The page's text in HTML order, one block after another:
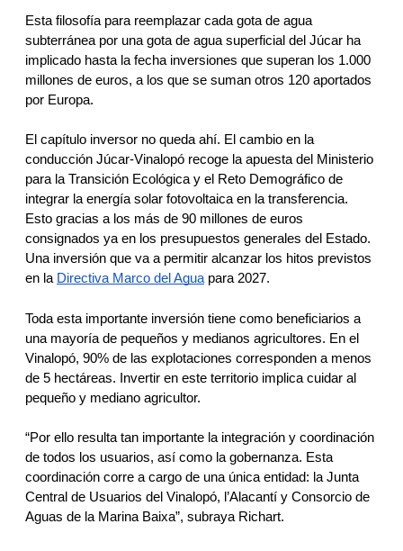
Esta filosofía para reemplazar cada gota de agua
subterránea por una gota de agua superficial del Júcar ha
implicado hasta la fecha inversiones que superan los 1.000
millones de euros, a los que se suman otros 120 aportados
por Europa.
El capítulo inversor no queda ahí. El cambio en la
conducción Júcar-Vinalopó recoge la apuesta del Ministerio
para la Transición Ecológica y el Reto Demográfico de
integrar la energía solar fotovoltaica en la transferencia.
Esto gracias a los más de 90 millones de euros
consignados ya en los presupuestos generales del Estado.
Una inversión que va a permitir alcanzar los hitos previstos
en la Directiva Marco del Agua para 2027.
Toda esta importante inversión tiene como beneficiarios a
una mayoría de pequeños y medianos agricultores. En el
Vinalopó, 90% de las explotaciones corresponden a menos
de 5 hectáreas. Invertir en este territorio implica cuidar al
pequeño y mediano agricultor.
“Por ello resulta tan importante la integración y coordinación
de todos los usuarios, así como la gobernanza. Esta
coordinación corre a cargo de una única entidad: la Junta
Central de Usuarios del Vinalopó, l’Alacantí y Consorcio de
Aguas de la Marina Baixa”, subraya Richart.